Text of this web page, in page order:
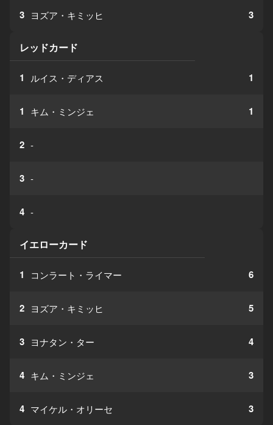
3 ヨズア・キミッヒ 3
レッドカード
1 ルイス・ディアス 1
1 キム・ミンジェ 1
2 -
3 -
4 -
イエローカード
1 コンラート・ライマー 6
2 ヨズア・キミッヒ 5
3 ヨナタン・ター 4
4 キム・ミンジェ 3
4 マイケル・オリーセ 3